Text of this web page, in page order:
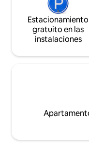
Estacionamiento
gratuito en las
instalaciones